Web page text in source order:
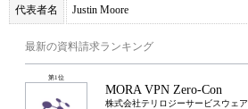
代表者名 Justin Moore
最新の資料請求ランキング
第1位
MORA VPN Zero-Con
株式会社テリロジーサービスウェア